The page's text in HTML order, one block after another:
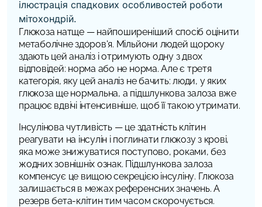
Глюкоза натще — найпоширеніший спосіб оцінити
метаболічне здоров'я. Мільйони людей щороку
здають цей аналіз і отримують одну з двох
відповідей: норма або не норма. Але є третя
категорія, яку цей аналіз не бачить: люди, у яких
глюкоза ще нормальна, а підшлункова залоза вже
працює вдвічі інтенсивніше, щоб її такою утримати.
Інсулінова чутливість — це здатність клітин
реагувати на інсулін і поглинати глюкозу з крові,
яка може знижуватися поступово, роками, без
жодних зовнішніх ознак. Підшлункова залоза
компенсує це вищою секрецією інсуліну. Глюкоза
залишається в межах референсних значень. А
резерв бета-клітин тим часом скорочується.